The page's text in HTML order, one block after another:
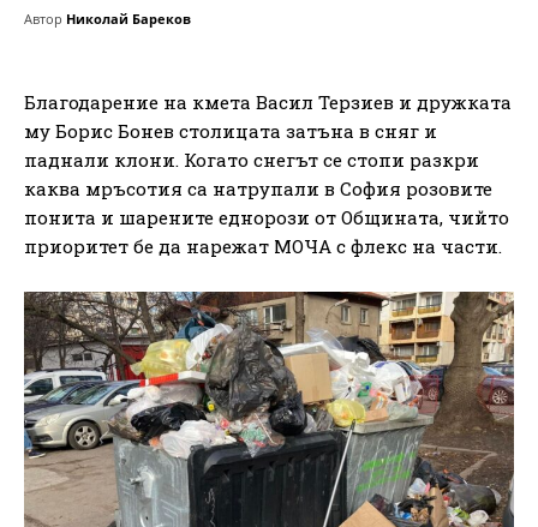
Автор Николай Бареков
Благодарение на кмета Васил Терзиев и дружката
му Борис Бонев столицата затъна в сняг и
паднали клони. Когато снегът се стопи разкри
каква мръсотия са натрупали в София розовите
понита и шарените еднорози от Общината, чийто
приоритет бе да нарежат МОЧА с флекс на части.